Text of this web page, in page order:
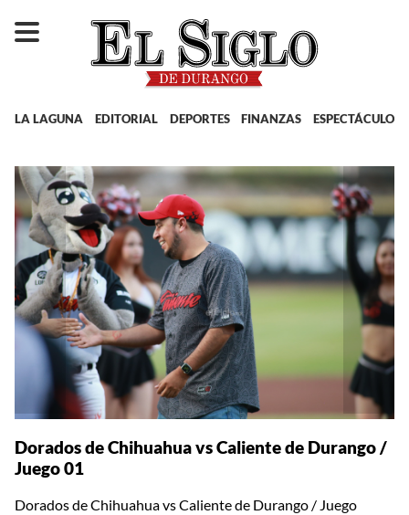
LA LAGUNA EDITORIAL DEPORTES FINANZAS ESPECTÁCULOS
Dorados de Chihuahua vs Caliente de Durango /
Juego 01
Dorados de Chihuahua vs Caliente de Durango / Juego